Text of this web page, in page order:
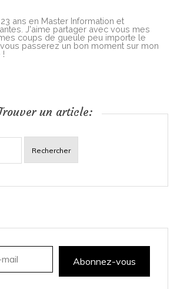
ans en Master Information et
J'aime partager avec vous mes
coups de gueule peu importe le
passerez un bon moment sur mon
!
un article:
Abonnez-vous